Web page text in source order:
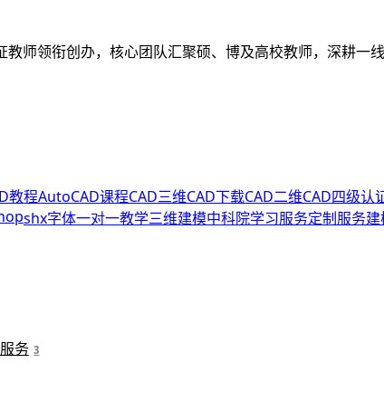
师领衔创办，核心团队汇聚硕、博及高校教师，深耕一
教程AutoCAD课程CAD三维CAD下载CAD二维CAD四级认
shx字体一对一教学三维建模中科院学习服务定制服务
务 3